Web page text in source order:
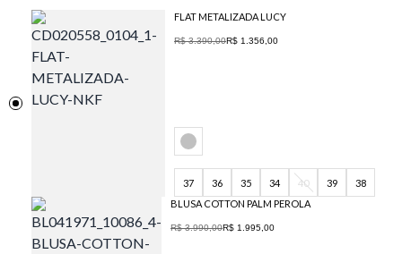
FLAT METALIZADA LUCY
R$ 3.390,00R$ 1.356,00
37 36 35 34 40 39
38
BLUSA COTTON PALM PEROLA
R$ 3.990,00R$ 1.995,00